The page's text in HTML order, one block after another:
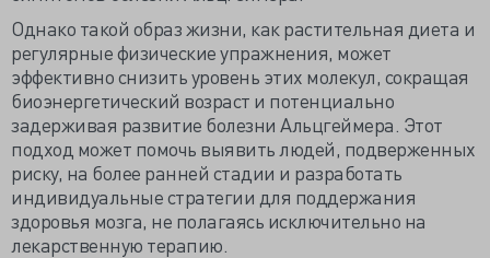
Однако такой образ жизни, как растительная диета и
регулярные физические упражнения, может
эффективно снизить уровень этих молекул, сокращая
биоэнергетический возраст и потенциально
задерживая развитие болезни Альцгеймера. Этот
подход может помочь выявить людей, подверженных
риску, на более ранней стадии и разработать
индивидуальные стратегии для поддержания
здоровья мозга, не полагаясь исключительно на
лекарственную терапию.